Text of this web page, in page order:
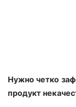
Нужно четко
продукт